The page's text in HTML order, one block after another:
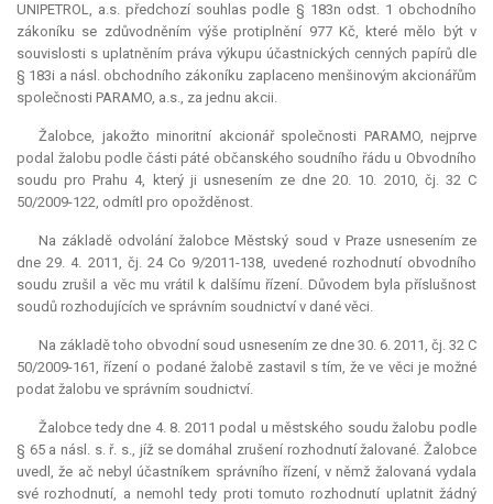
UNIPETROL, a.s. předchozí souhlas podle § 183n odst. 1 obchodního
zákoníku se zdůvodněním výše protiplnění 977 Kč, které mělo být v
souvislosti s uplatněním práva výkupu účastnických cenných papírů dle
§ 183i a násl. obchodního zákoníku zaplaceno menšinovým akcionářům
společnosti PARAMO, a.s., za jednu akcii.
Žalobce, jakožto minoritní akcionář společnosti PARAMO, nejprve
podal žalobu podle části páté občanského soudního řádu u Obvodního
soudu pro Prahu 4, který ji usnesením ze dne 20. 10. 2010, čj. 32 C
50/2009-122, odmítl pro opožděnost.
Na základě odvolání žalobce Městský soud v Praze usnesením ze
dne 29. 4. 2011, čj. 24 Co 9/2011-138, uvedené rozhodnutí obvodního
soudu zrušil a věc mu vrátil k dalšímu řízení. Důvodem byla příslušnost
soudů rozhodujících ve správním soudnictví v dané věci.
Na základě toho obvodní soud usnesením ze dne 30. 6. 2011, čj. 32 C
50/2009-161, řízení o podané žalobě zastavil s tím, že ve věci je možné
podat žalobu ve správním soudnictví.
Žalobce tedy dne 4. 8. 2011 podal u městského soudu žalobu podle
§ 65 a násl. s. ř. s., jíž se domáhal zrušení rozhodnutí žalované. Žalobce
uvedl, že ač nebyl účastníkem správního řízení, v němž žalovaná vydala
své rozhodnutí, a nemohl tedy proti tomuto rozhodnutí uplatnit žádný